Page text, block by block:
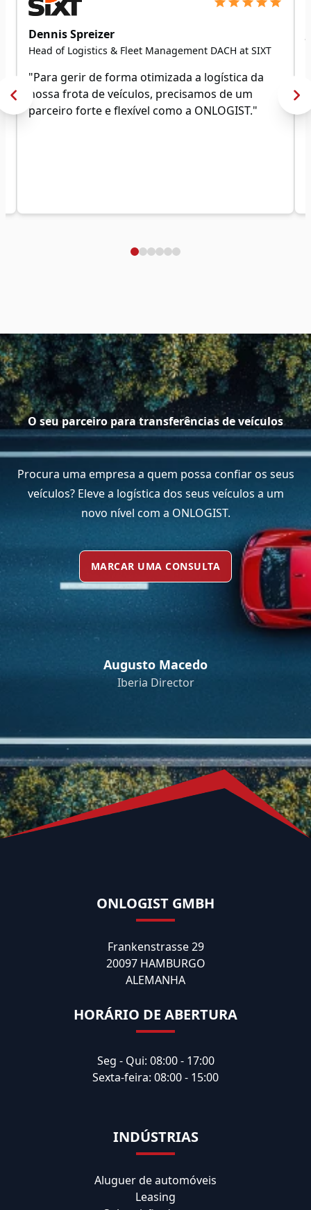
Dennis Spreizer
Head of Logistics & Fleet Management DACH at SIXT
"Para gerir de forma otimizada a logística da
nossa frota de veículos, precisamos de um
parceiro forte e flexível como a ONLOGIST."
O seu parceiro para transferências de veículos
Procura uma empresa a quem possa confiar os seus
veículos? Eleve a logística dos seus veículos a um
novo nível com a ONLOGIST.
MARCAR UMA CONSULTA
Augusto Macedo
Iberia Director
ONLOGIST GMBH
Frankenstrasse 29
20097 HAMBURGO
ALEMANHA
HORÁRIO DE ABERTURA
Seg - Qui: 08:00 - 17:00
Sexta-feira: 08:00 - 15:00
INDÚSTRIAS
Aluguer de automóveis
Leasing